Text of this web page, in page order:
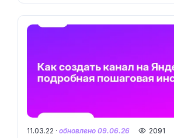
11.03.22 · обновлено 09.06.26 2091